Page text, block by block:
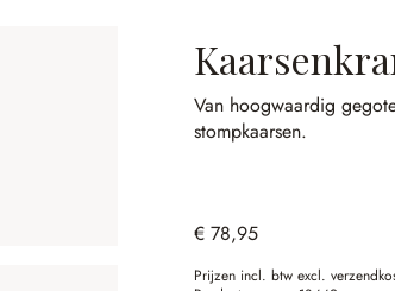
Van hoogwaardig
stompkaarsen.
€ 78,95
Prijzen incl. btw excl.